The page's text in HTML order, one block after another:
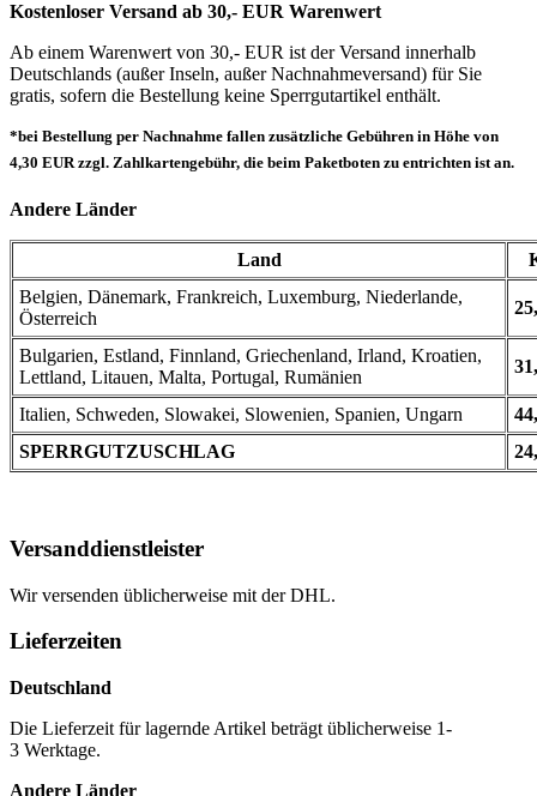
Kostenloser Versand ab 30,- EUR Warenwert
Ab einem Warenwert von 30,- EUR ist der Versand innerhalb
Deutschlands (außer Inseln, außer Nachnahmeversand) für Sie
gratis, sofern die Bestellung keine Sperrgutartikel enthält.
*bei Bestellung per Nachnahme fallen zusätzliche Gebühren in Höhe von
4,30 EUR zzgl. Zahlkartengebühr, die beim Paketboten zu entrichten ist an.
Andere Länder
Land
Belgien, Dänemark, Frankreich, Luxemburg, Niederlande,
Österreich
Bulgarien, Estland, Finnland, Griechenland, Irland, Kroatien,
Lettland, Litauen, Malta, Portugal, Rumänien
Italien, Schweden, Slowakei, Slowenien, Spanien, Ungarn
SPERRGUTZUSCHLAG
Versanddienstleister
Wir versenden üblicherweise mit der DHL.
Lieferzeiten
Deutschland
Die Lieferzeit für lagernde Artikel beträgt üblicherweise 1-
3 Werktage.
Andere Länder